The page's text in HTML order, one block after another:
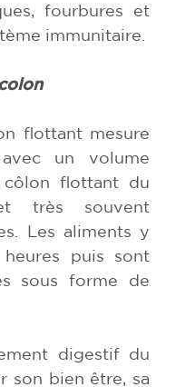
fourbures et
immunitaire.
flottant mesure
un volume
côlon flottant du
très souvent
Les aliments y
puis sont
sous forme de
digestif du
son bien être, sa